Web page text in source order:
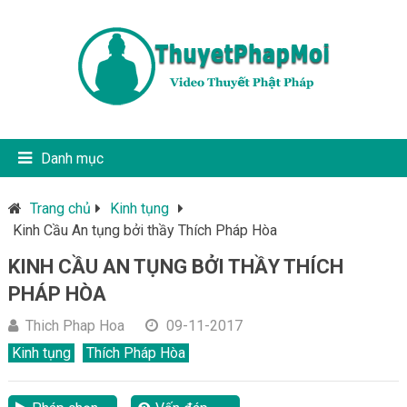
Danh mục
Trang chủ
Kinh tụng
Kinh Cầu An tụng bởi thầy Thích Pháp Hòa
KINH CẦU AN TỤNG BỞI THẦY THÍCH
PHÁP HÒA
Thich Phap Hoa
09-11-2017
Kinh tụng
Thích Pháp Hòa